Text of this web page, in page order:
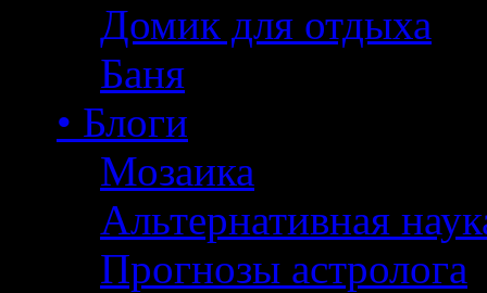
Домик для отдыха
Баня
• Блоги
Мозаика
Альтернативная
Прогнозы астролога